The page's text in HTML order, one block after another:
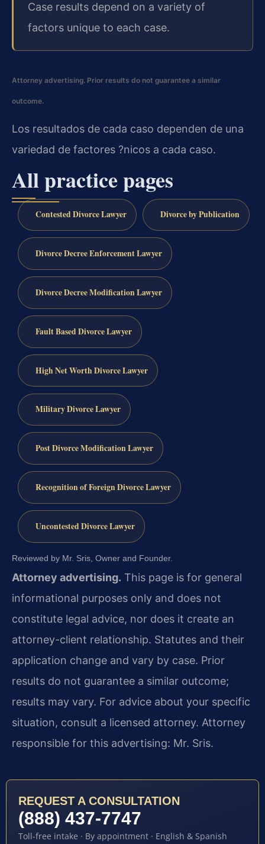
Case results depend on a variety of
factors unique to each case.
Attorney advertising. Prior results do not guarantee a similar
outcome.
Los resultados de cada caso dependen de una
variedad de factores ?nicos a cada caso.
All practice pages
Contested Divorce Lawyer Divorce by Publication
Divorce Decree Enforcement Lawyer
Divorce Decree Modification Lawyer
Fault Based Divorce Lawyer
High Net Worth Divorce Lawyer
Military Divorce Lawyer
Post Divorce Modification Lawyer
Recognition of Foreign Divorce Lawyer
Uncontested Divorce Lawyer
Reviewed by Mr. Sris, Owner and Founder.
Attorney advertising. This page is for general
informational purposes only and does not
constitute legal advice, nor does it create an
attorney-client relationship. Statutes and their
application change and vary by case. Prior
results do not guarantee a similar outcome;
results may vary. For advice about your specific
situation, consult a licensed attorney. Attorney
responsible for this advertising: Mr. Sris.
REQUEST A CONSULTATION
(888) 437-7747
Toll-free intake · By appointment · English & Spanish